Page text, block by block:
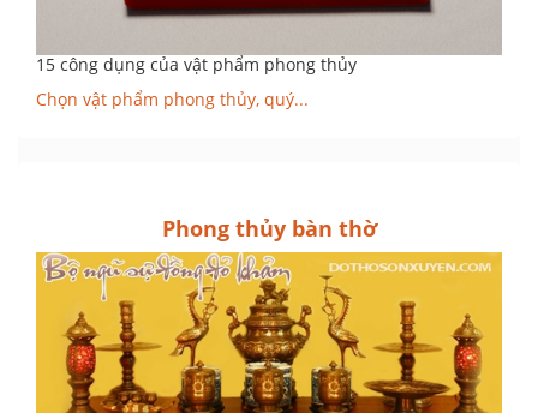
15 công dụng của vật phẩm phong thủy
Chọn vật phẩm phong thủy, quý...
Phong thủy bàn thờ